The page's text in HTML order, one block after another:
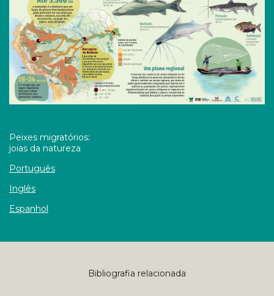
Peixes migratórios:
joias da natureza
Português
Inglês
Espanhol
Bibliografia relacionada